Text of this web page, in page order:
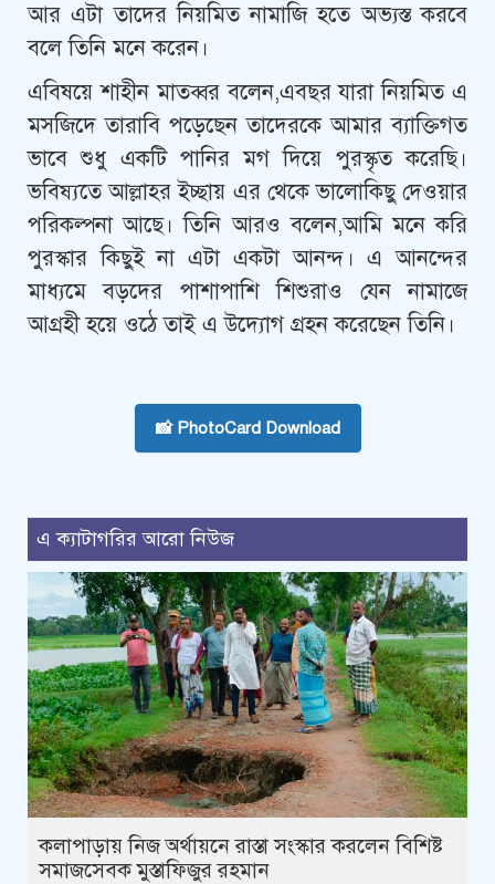
আর এটা তাদের নিয়মিত নামাজি হতে অভ্যস্ত করবে
বলে তিনি মনে করেন।
এবিষয়ে শাহীন মাতব্বর বলেন,এবছর যারা নিয়মিত এ
মসজিদে তারাবি পড়েছেন তাদেরকে আমার ব্যাক্তিগত
ভাবে শুধু একটি পানির মগ দিয়ে পুরস্কৃত করেছি।
ভবিষ্যতে আল্লাহর ইচ্ছায় এর থেকে ভালোকিছু দেওয়ার
পরিকল্পনা আছে। তিনি আরও বলেন,আমি মনে করি
পুরস্কার কিছুই না এটা একটা আনন্দ। এ আনন্দের
মাধ্যমে বড়দের পাশাপাশি শিশুরাও যেন নামাজে
আগ্রহী হয়ে ওঠে তাই এ উদ্যোগ গ্রহন করেছেন তিনি।
📸 PhotoCard Download
এ ক্যাটাগরির আরো নিউজ
কলাপাড়ায় নিজ অর্থায়নে রাস্তা সংস্কার করলেন বিশিষ্ট
সমাজসেবক মুস্তাফিজুর রহমান